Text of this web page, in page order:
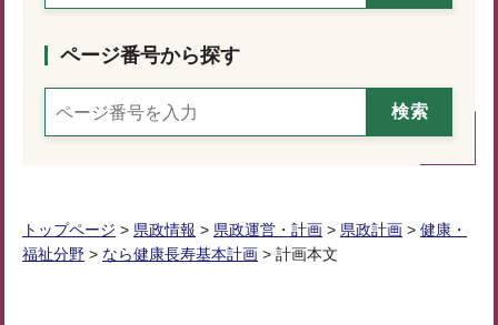
ページ番号から探す
トップページ > 県政情報 > 県政運営・計画 > 県政計画 > 健康・
福祉分野 > なら健康長寿基本計画 > 計画本文